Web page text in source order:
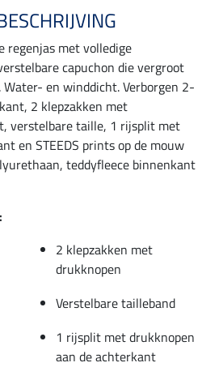
regenjas met volledige
capuchon die vergroot
en winddicht. Verborgen 2-
2 klepzakken met
verstelbare taille, 1 rijsplit met
en STEEDS prints op de mouw
teddyfleece binnenkant
2 klepzakken met
drukknopen
Verstelbare tailleband
1 rijsplit met drukknopen
aan de achterkant